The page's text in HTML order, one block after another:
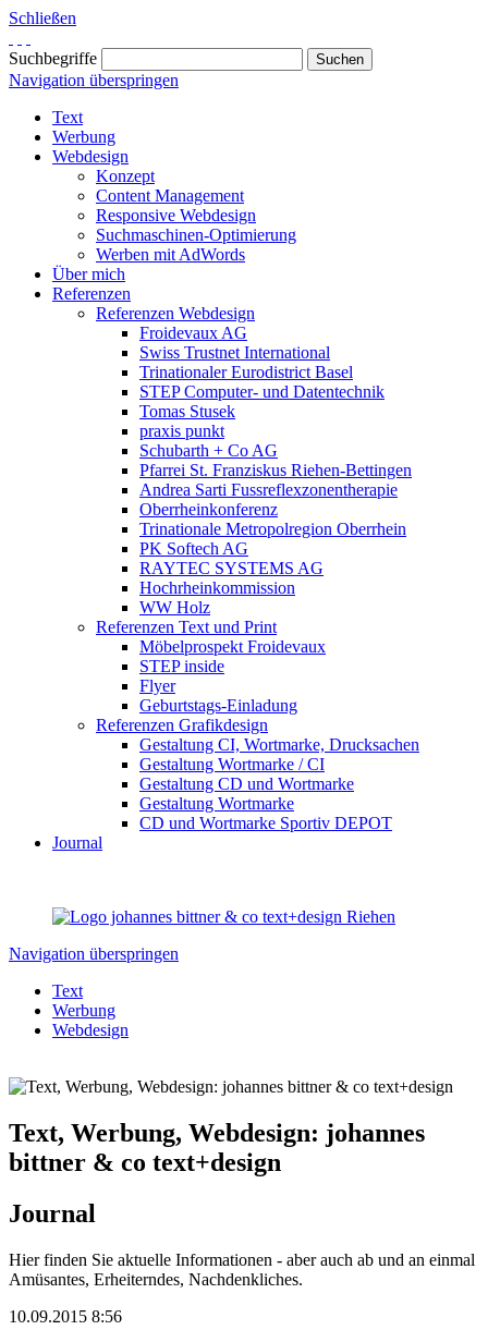
Schließen
Suchbegriffe
Navigation überspringen
Text
Werbung
Webdesign
Konzept
Content Management
Responsive Webdesign
Suchmaschinen-Optimierung
Werben mit AdWords
Über mich
Referenzen
Referenzen Webdesign
Froidevaux AG
Swiss Trustnet International
Trinationaler Eurodistrict Basel
STEP Computer- und Datentechnik
Tomas Stusek
praxis punkt
Schubarth + Co AG
Pfarrei St. Franziskus Riehen-Bettingen
Andrea Sarti Fussreflexzonentherapie
Oberrheinkonferenz
Trinationale Metropolregion Oberrhein
PK Softech AG
RAYTEC SYSTEMS AG
Hochrheinkommission
WW Holz
Referenzen Text und Print
Möbelprospekt Froidevaux
STEP inside
Flyer
Geburtstags-Einladung
Referenzen Grafikdesign
Gestaltung CI, Wortmarke, Drucksachen
Gestaltung Wortmarke / CI
Gestaltung CD und Wortmarke
Gestaltung Wortmarke
CD und Wortmarke Sportiv DEPOT
Journal
Navigation überspringen
Text
Werbung
Webdesign
Text, Werbung, Webdesign: johannes
bittner & co text+design
Journal
Hier finden Sie aktuelle Informationen - aber auch ab und an einmal
Amüsantes, Erheiterndes, Nachdenkliches.
10.09.2015 8:56